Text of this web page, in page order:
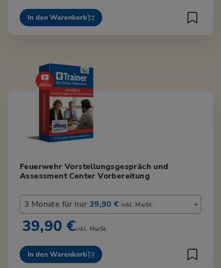
In den Warenkorb
Feuerwehr Vorstellungsgespräch und
Assessment Center Vorbereitung
3 Monate für nur 39,90 € inkl. MwSt.
39,90 €inkl. MwSt.
In den Warenkorb